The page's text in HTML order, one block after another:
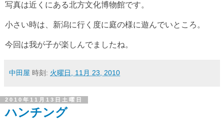
写真は近くにある北方文化博物館です。
小さい時は、新潟に行く度に庭の様に遊んでいところ。
今回は我が子が楽しんでましたね。
中田屋 時刻: 火曜日, 11月 23, 2010
2010年11月13日土曜日
ハンチング